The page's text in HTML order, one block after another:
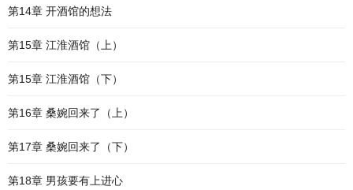
第14章 开酒馆的想法
第15章 江淮酒馆（上）
第15章 江淮酒馆（下）
第16章 桑婉回来了（上）
第17章 桑婉回来了（下）
第18章 男孩要有上进心